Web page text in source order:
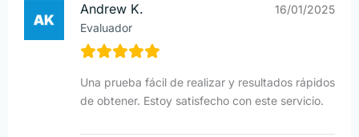
Andrew K.
Evaluador
16/01/2025
Una prueba fácil de realizar y resultados rápidos
de obtener. Estoy satisfecho con este servicio.